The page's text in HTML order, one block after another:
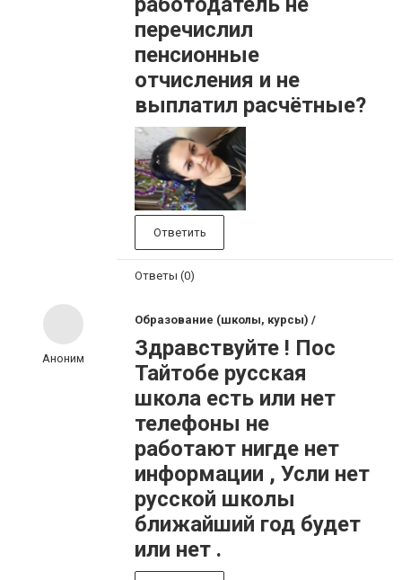
перечислил
пенсионные
отчисления и не
выплатил расчётные?
Ответить
Ответы (0)
Аноним
Образование (школы, курсы) /
Здравствуйте ! Пос
Тайтобе русская
школа есть или нет
телефоны не
работают нигде нет
информации , Усли нет
русской школы
ближайший год будет
или нет .